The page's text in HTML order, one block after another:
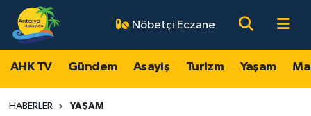
Nöbetçi Eczane
AHK TV Gündem Asayiş Turizm Yaşam
HABERLER YAŞAM
AHK TV
Gündem
Antalya Nöbetçi Eczaneler
Antalya Hava Durumu